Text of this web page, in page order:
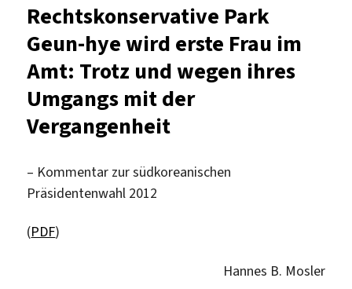
Rechtskonservative Park
Geun-hye wird erste Frau im
Amt: Trotz und wegen ihres
Umgangs mit der
Vergangenheit
– Kommentar zur südkoreanischen
Präsidentenwahl 2012
(PDF)
Hannes B. Mosler